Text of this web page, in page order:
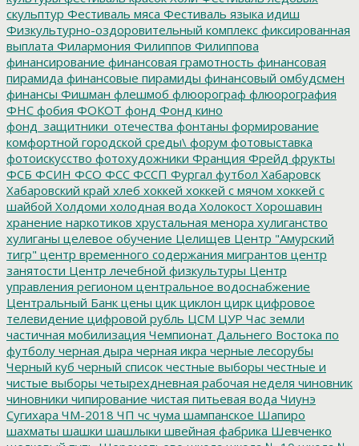
скульптур Фестиваль мяса Фестиваль языка идиш
Физкультурно-оздоровительный комплекс фиксированная
выплата Филармония Филиппов Филиппова
финансирование финансовая грамотность финансовая
пирамида финансовые пирамиды финансовый омбудсмен
финансы Фишман флешмоб флюорограф флюорография
ФНС фобия ФОКОТ фонд Фонд кино
фонд_защитники_отечества фонтаны формирование
комфортной городской среды\ форум фотовыставка
фотоискусство фотохудожники Франция Фрейд фрукты
ФСБ ФСИН ФСО ФСС ФССП Фургал футбол Хабаровск
Хабаровский край хлеб хоккей хоккей с мячом хоккей с
шайбой Холдоми холодная вода Холокост Хорошавин
хранение наркотиков хрустальная менора хулиганство
хулиганы целевое обучение Целищев Центр "Амурский
тигр" центр временного содержания мигрантов центр
занятости Центр лечебной физкультуры Центр
управления регионом центральное водоснабжение
Центральный Банк цены цик циклон цирк цифровое
телевидение цифровой рубль ЦСМ ЦУР Час земли
частичная мобилизация Чемпионат Дальнего Востока по
футболу черная дыра черная икра черные лесорубы
Черный куб черный список честные выборы честные и
чистые выборы четырехдневная рабочая неделя чиновник
чиновники чипирование чистая питьевая вода Чиунэ
Сугихара ЧМ-2018 ЧП чс чума шампанское Шапиро
шахматы шашки шашлыки швейная фабрика Шевченко